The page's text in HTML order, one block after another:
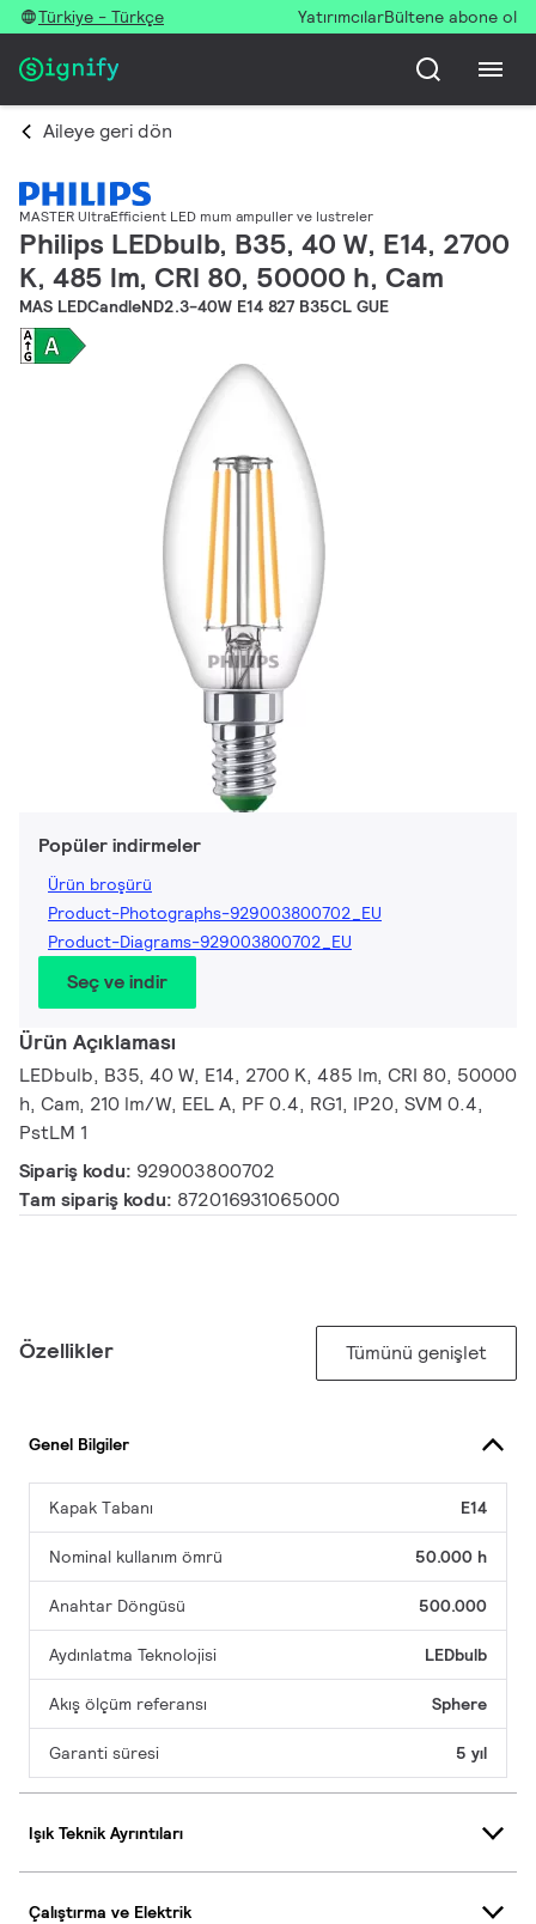
Türkiye - Türkçe YatırımcılarBültene abone ol
Aileye geri dön
MASTER UltraEfficient LED mum ampuller ve lustreler
Philips LEDbulb, B35, 40 W, E14, 2700
K, 485 lm, CRI 80, 50000 h, Cam
MAS LEDCandleND2.3-40W E14 827 B35CL GUE
Popüler indirmeler
Ürün broşürü
Product-Photographs-929003800702_EU
Product-Diagrams-929003800702_EU
Seç ve indir
Ürün Açıklaması
LEDbulb, B35, 40 W, E14, 2700 K, 485 lm, CRI 80, 50000
h, Cam, 210 lm/W, EEL A, PF 0.4, RG1, IP20, SVM 0.4,
PstLM 1
Sipariş kodu: 929003800702
Tam sipariş kodu: 872016931065000
Özellikler Tümünü genişlet
Genel Bilgiler
Kapak Tabanı E14
Nominal kullanım ömrü 50.000 h
Anahtar Döngüsü 500.000
Aydınlatma Teknolojisi LEDbulb
Akış ölçüm referansı Sphere
Garanti süresi 5 yıl
Işık Teknik Ayrıntıları
Çalıştırma ve Elektrik